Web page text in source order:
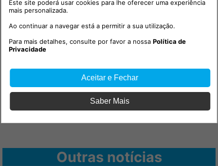
Outras notícias
Este site poderá usar cookies para lhe oferecer uma experiência
mais personalizada.
Ao continuar a navegar está a permitir a sua utilização.
Para mais detalhes, consulte por favor a nossaPolítica de
Privacidade
Aceitar e Fechar
Saber Mais